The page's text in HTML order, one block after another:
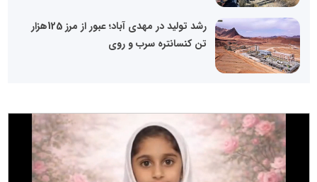
رشد تولید در مهدی آباد؛ عبور از مرز 125هزار
تن کنسانتره سرب و روی